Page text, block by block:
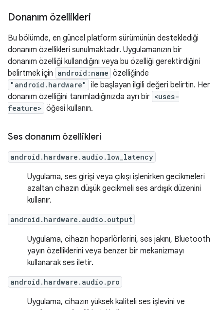
Donanım özellikleri
Bu bölümde, en güncel platform sürümünün desteklediği
donanım özellikleri sunulmaktadır. Uygulamanızın bir
donanım özelliği kullandığını veya bu özelliği gerektirdiğini
belirtmek için android:name özelliğinde
"android.hardware"
ile başlayan ilgili değeri belirtin. Her
donanım özelliğini tanımladığınızda ayrı bir <uses-
feature> öğesi kullanın.
Ses donanım özellikleri
android.hardware.audio.low_latency
Uygulama, ses girişi veya çıkışı işlenirken gecikmeleri
azaltan cihazın düşük gecikmeli ses ardışık düzenini
kullanır.
android.hardware.audio.output
Uygulama, cihazın hoparlörlerini, ses jakını, Bluetooth
yayın özelliklerini veya benzer bir mekanizmayı
kullanarak ses iletir.
android.hardware.audio.pro
Uygulama, cihazın yüksek kaliteli ses işlevini ve